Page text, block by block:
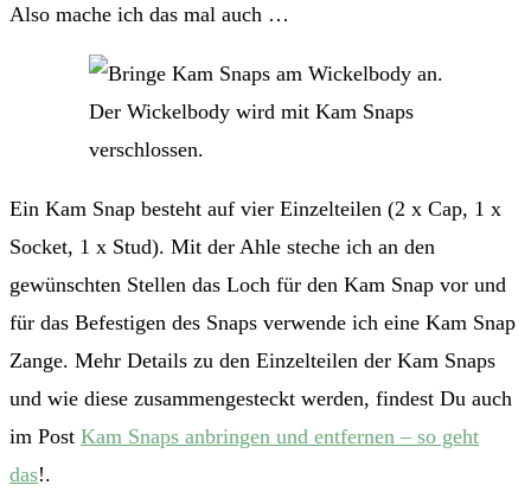
Also mache ich das mal auch …
Der Wickelbody wird mit Kam Snaps
verschlossen.
Ein Kam Snap besteht auf vier Einzelteilen (2 x Cap, 1 x
Socket, 1 x Stud). Mit der Ahle steche ich an den
gewünschten Stellen das Loch für den Kam Snap vor und
für das Befestigen des Snaps verwende ich eine Kam Snap
Zange. Mehr Details zu den Einzelteilen der Kam Snaps
und wie diese zusammengesteckt werden, findest Du auch
im Post Kam Snaps anbringen und entfernen – so geht
das!.